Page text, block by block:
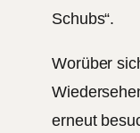
Schubs“.
Worüber
erneut